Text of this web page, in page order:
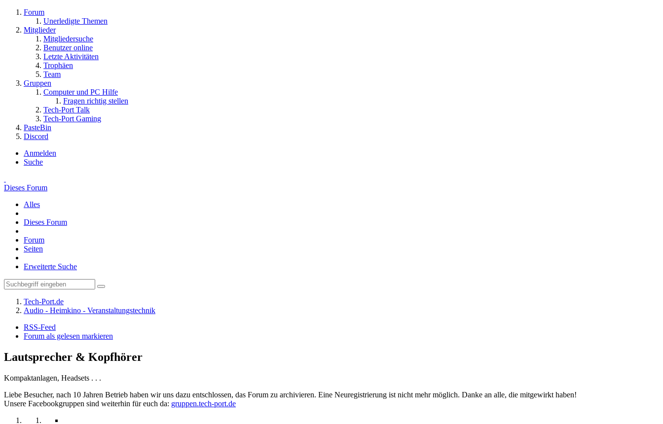
Forum
Unerledigte Themen
Mitglieder
Mitgliedersuche
Benutzer online
Letzte Aktivitäten
Trophäen
Team
Gruppen
Computer und PC Hilfe
Fragen richtig stellen
Tech-Port Talk
Tech-Port Gaming
PasteBin
Discord
Anmelden
Suche
Dieses Forum
Alles
Dieses Forum
Forum
Seiten
Erweiterte Suche
Tech-Port.de
Audio - Heimkino - Veranstaltungstechnik
RSS-Feed
Forum als gelesen markieren
Lautsprecher & Kopfhörer
Kompaktanlagen, Headsets . . .
Liebe Besucher, nach 10 Jahren Betrieb haben wir uns dazu entschlossen, das Forum zu archivieren. Eine Neuregistrierung ist nicht mehr möglich. Danke an alle, die mitgewirkt haben!
Unsere Facebookgruppen sind weiterhin für euch da: gruppen.tech-port.de